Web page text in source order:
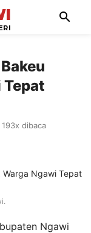
search
193x dibaca
Ngawi